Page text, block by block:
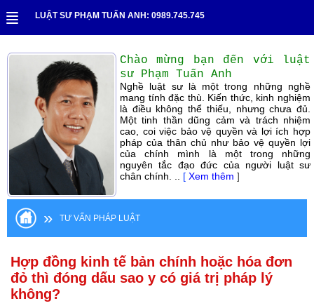
LUẬT SƯ PHẠM TUẤN ANH: 0989.745.745
Chào mừng bạn đến với luật
sư Phạm Tuấn Anh
Nghề luật sư là một trong những nghề
mang tính đặc thù. Kiến thức, kinh nghiệm
là điều không thể thiếu, nhưng chưa đủ.
Một tinh thần dũng cảm và trách nhiệm
cao, coi việc bảo vệ quyền và lợi ích hợp
pháp của thân chủ như bảo vệ quyền lợi
của chính mình là một trong những
nguyên tắc đạo đức của người luật sư
chân chính. .. [ Xem thêm ]
» TƯ VẤN PHÁP LUẬT
Hợp đồng kinh tế bản chính hoặc hóa đơn
đỏ thì đóng dấu sao y có giá trị pháp lý
không?